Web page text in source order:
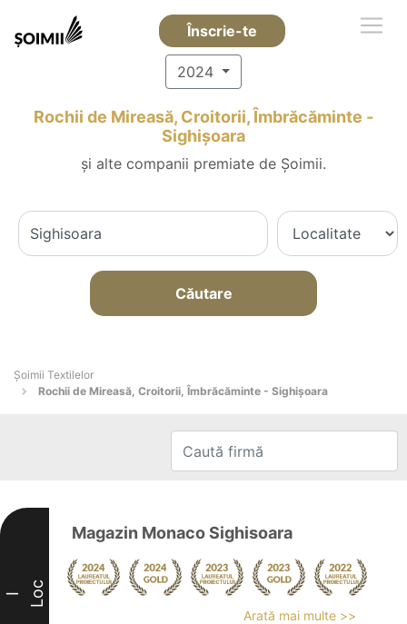
Înscrie-te
2024
Rochii de Mireasă, Croitorii, Îmbrăcăminte -
Sighişoara
și alte companii premiate de Șoimii.
Căutare
Șoimii Textilelor
Rochii de Mireasă, Croitorii, Îmbrăcăminte - Sighişoara
I Loc
Magazin Monaco Sighisoara
Arată mai multe >>